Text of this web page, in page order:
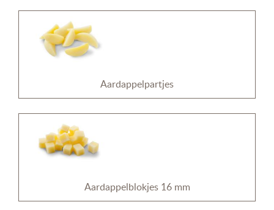
Aardappelpartjes
Aardappelblokjes 16 mm